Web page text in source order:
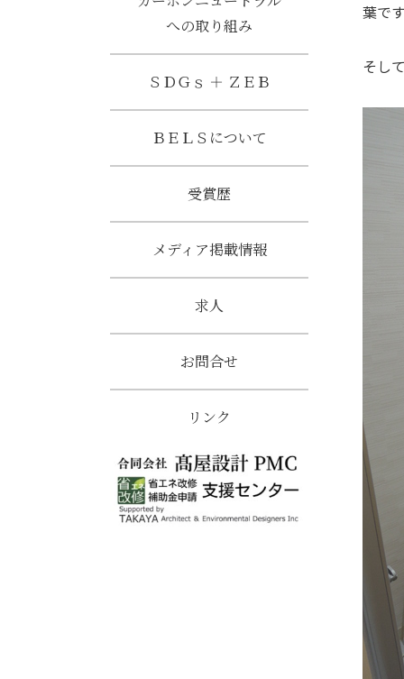
葉で
そし
への取り組み
ＳＤＧｓ ＋ ＺＥＢ
ＢＥＬＳについて
受賞歴
メディア掲載情報
求人
お問合せ
リンク